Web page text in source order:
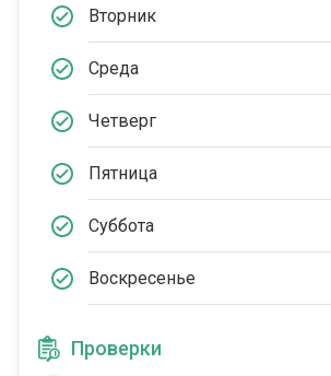
Вторник
Среда
Четверг
Пятница
Суббота
Воскресенье
Проверки